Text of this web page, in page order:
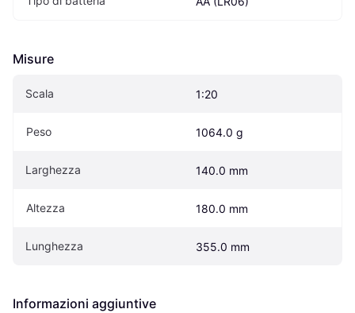
Misure
Scala 1:20
Peso 1064.0 g
Larghezza 140.0 mm
Altezza 180.0 mm
Lunghezza 355.0 mm
Informazioni aggiuntive